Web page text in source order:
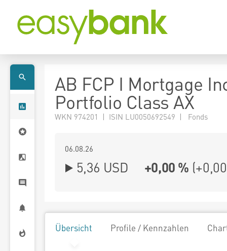
AB FCP I Mortgage
Portfolio Class AX
WKN 974201 | ISIN LU0050692549 | Fonds
06.08.26
5,36 USD +0,00 % (+0,00
Übersicht Profile / Kennzahlen